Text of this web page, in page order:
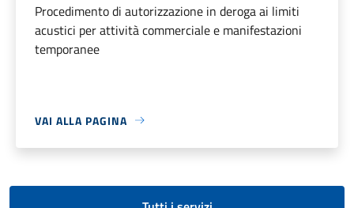
Procedimento di autorizzazione in deroga ai limiti
acustici per attività commerciale e manifestazioni
temporanee
VAI ALLA PAGINA